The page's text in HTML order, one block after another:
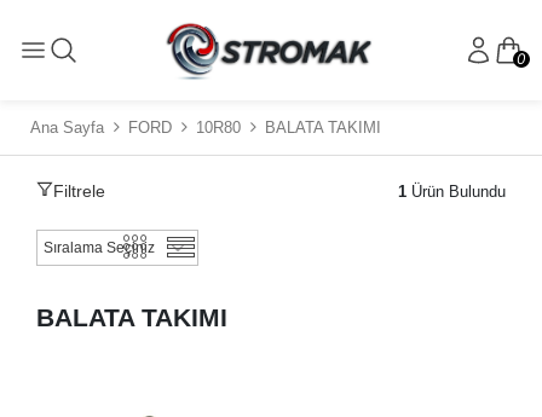
0
Ana Sayfa FORD 10R80 BALATA TAKIMI
Filtrele 1 Ürün Bulundu
BALATA TAKIMI